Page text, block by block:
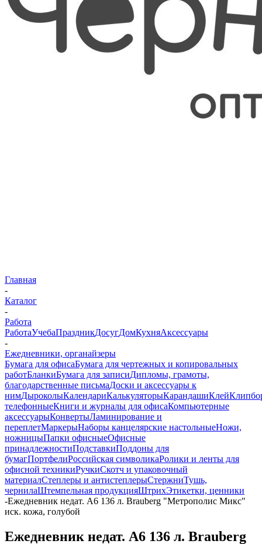
Главная
-
Каталог
-
Работа
РаботаУчебаПраздникДосугДомКухняАксессуары
-
Ежедневники, органайзеры
Бумага для офисаБумага для чертежных и копировальных
работБланкиБумага для записиДипломы, грамоты,
благодарственные письмаДоски и аксессуары к
нимДыроколыКалендариКалькуляторыКарандашиКлей
телефонныеКниги и журналы для офисаКомпьютерные
аксессуарыКонвертыЛаминирование и
переплетМаркерыНаборы канцелярские настольныеНожи,
ножницыПапки офисныеОфисные
принадлежностиПодставкиПоддоны для
бумагПортфелиРоссийская символикаРолики и ленты для
офисной техникиРучкиСкотч и упаковочный
материалСтеплеры и антистеплерыСтержниТушь,
чернилаШтемпельная продукцияШтрихЭтикетки, ценники
-Ежедневник недат. А6 136 л. Brauberg "Метрополис Микс"
иск. кожа, голубой
Ежедневник недат. А6 136 л. Brauberg